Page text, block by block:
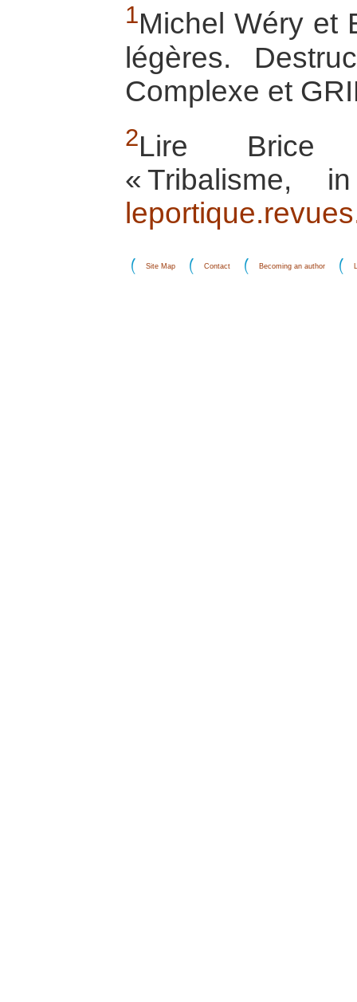
1Michel Wéry et
légères.
Complexe et
2Lire Brice
« Tribalisme,
Site Map Contact Becoming an author